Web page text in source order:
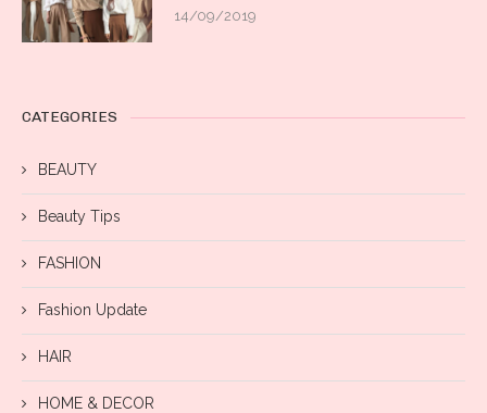
14/09/2019
CATEGORIES
BEAUTY
Beauty Tips
FASHION
Fashion Update
HAIR
HOME & DECOR